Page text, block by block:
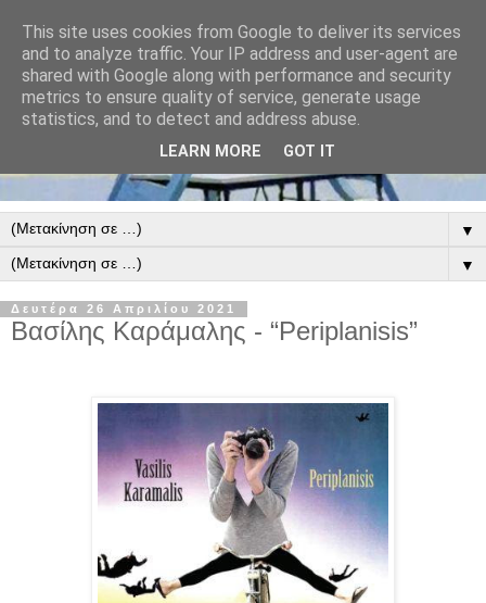
▼
▼
Δευτέρα 26 Απριλίου 2021
Βασίλης Καράμαλης - “Periplanisis”
This site uses cookies from Google to deliver its services
and to analyze traffic. Your IP address and user-agent are
shared with Google along with performance and security
metrics to ensure quality of service, generate usage
statistics, and to detect and address abuse.
LEARN MORE GOT IT